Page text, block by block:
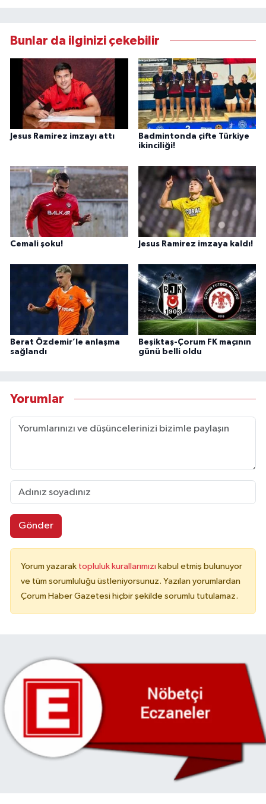
Bunlar da ilginizi çekebilir
Jesus Ramirez imzayı attı
Badmintonda çifte Türkiye
ikinciliği!
Cemali şoku! Jesus Ramirez imzaya kaldı!
Berat Özdemir’le anlaşma
sağlandı
Beşiktaş-Çorum FK maçının
günü belli oldu
Yorumlar
Gönder
Yorum yazarak topluluk kurallarımızı kabul etmiş bulunuyor
ve tüm sorumluluğu üstleniyorsunuz. Yazılan yorumlardan
Çorum Haber Gazetesi hiçbir şekilde sorumlu tutulamaz.